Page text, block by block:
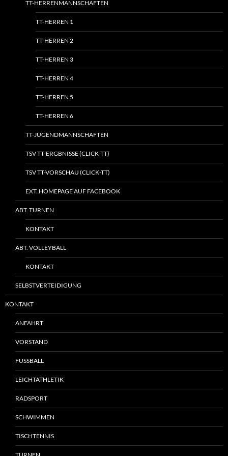
TT-HERRENMANNSCHAFTEN
TT-HERREN 1
TT-HERREN 2
TT-HERREN 3
TT-HERREN 4
TT-HERREN 5
TT-HERREN 6
TT-JUGENDMANNSCHAFTEN
TSV TT-ERGBNISSE (CLICK-TT)
TSV TT-VORSCHAU (CLICK-TT)
EXT. HOMEPAGE AUF FACEBOOK
ABT. TURNEN
KONTAKT
ABT. VOLLEYBALL
KONTAKT
SELBSTVERTEIDIGUNG
KONTAKT
ANFAHRT
VORSTAND
FUSSBALL
LEICHTATHLETIK
RADSPORT
SCHWIMMEN
TISCHTENNIS